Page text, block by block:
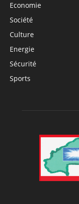
Economie
Société
Culture
Energie
Sécurité
Sports